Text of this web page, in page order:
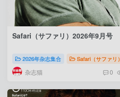
Safari（サファリ）2026年9月号
2026年杂志集合 Safari（サファリ）
杂志猫 0